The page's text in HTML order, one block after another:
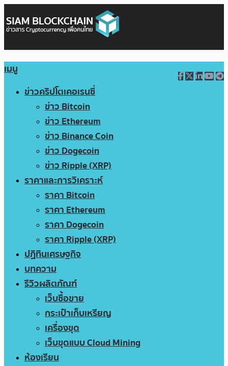
เมนู
ข่าวคริปโตเคอเรนซี่
ข่าว Bitcoin
ข่าว Ethereum
ข่าว Binance Coin
ข่าว Dogecoin
ข่าว Ripple (XRP)
ราคาและการวิเคราะห์
ราคา Bitcoin
ราคา Ethereum
ราคา Dogecoin
ราคา Ripple (XRP)
ปฏิทินเศรษฐกิจ
บทความ
รีวิวผลิตภัณฑ์
เว็บซื้อขาย
กระเป๋าเก็บเหรียญ
เครื่องขุด
เว็บขุดแบบ Cloud Mining
ห้องเรียน